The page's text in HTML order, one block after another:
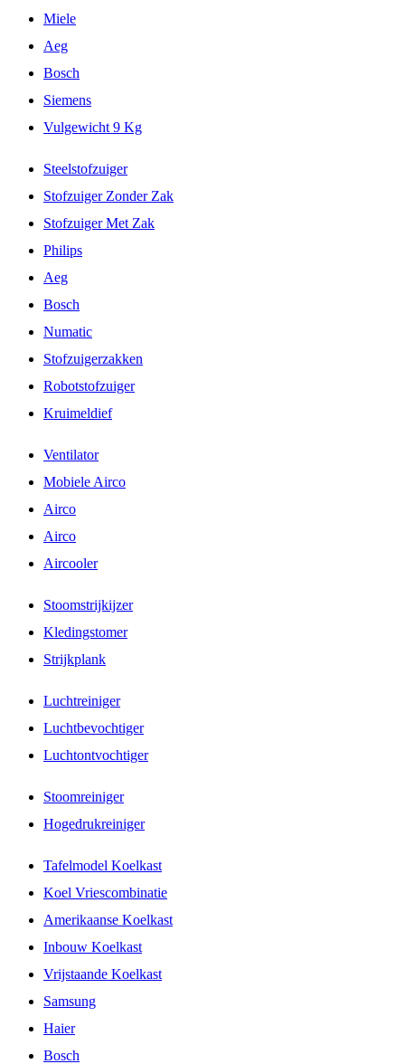
Miele
Aeg
Bosch
Siemens
Vulgewicht 9 Kg
Steelstofzuiger
Stofzuiger Zonder Zak
Stofzuiger Met Zak
Philips
Aeg
Bosch
Numatic
Stofzuigerzakken
Robotstofzuiger
Kruimeldief
Ventilator
Mobiele Airco
Airco
Airco
Aircooler
Stoomstrijkijzer
Kledingstomer
Strijkplank
Luchtreiniger
Luchtbevochtiger
Luchtontvochtiger
Stoomreiniger
Hogedrukreiniger
Tafelmodel Koelkast
Koel Vriescombinatie
Amerikaanse Koelkast
Inbouw Koelkast
Vrijstaande Koelkast
Samsung
Haier
Bosch